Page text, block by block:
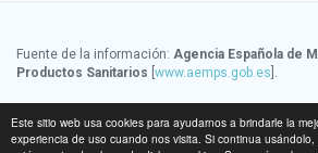
Este sitio web usa cookies para ayudarnos a brindarle la
experiencia de uso cuando nos visita. Si continua usándolo,
Fuente de la información: Agencia Española de
Productos Sanitarios www.aemps.gob.es ].
Ministerio
Sociales e Igualdad[ www.msssi.gob.es]